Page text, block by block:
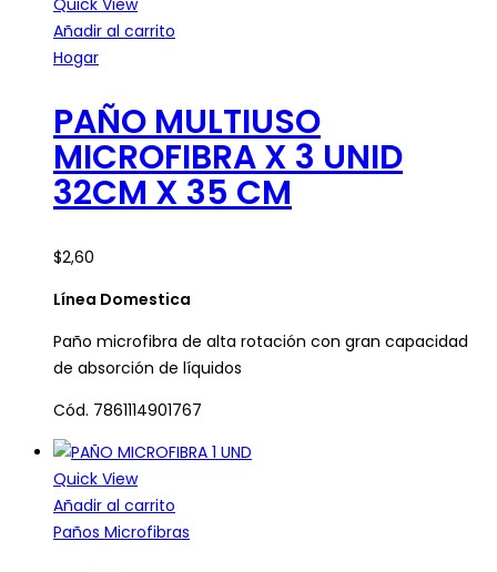
Quick View
Añadir al carrito
Hogar
PAÑO MULTIUSO
MICROFIBRA X 3 UNID
32CM X 35 CM
$2,60
Línea Domestica
Paño microfibra de alta rotación con gran capacidad
de absorción de líquidos
Cód. 7861114901767
Quick View
Añadir al carrito
Paños Microfibras